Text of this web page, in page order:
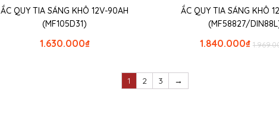
ẮC QUY TIA SÁNG KHÔ 12V-90AH
(MF105D31)
₫
1.630.000
ẮC QUY TIA SÁNG KHÔ
(MF58827/
₫
1.840.000
1 2 3 →